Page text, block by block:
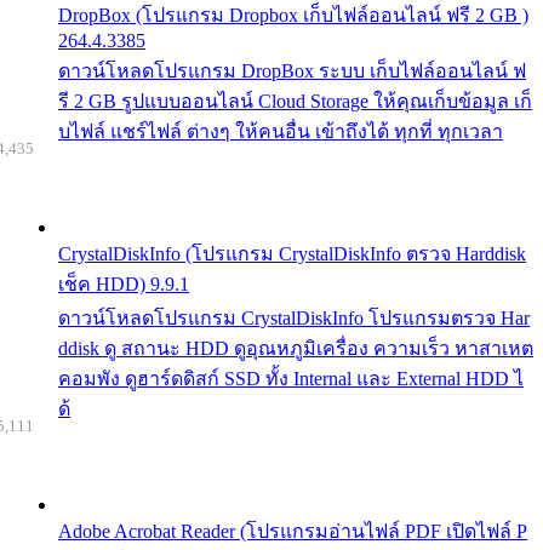
DropBox (โปรแกรม Dropbox เก็บไฟล์ออนไลน์ ฟรี 2 GB )
264.4.3385
ดาวน์โหลดโปรแกรม DropBox ระบบ เก็บไฟล์ออนไลน์ ฟ
รี 2 GB รูปแบบออนไลน์ Cloud Storage ให้คุณเก็บข้อมูล เก็
บไฟล์ แชร์ไฟล์ ต่างๆ ให้คนอื่น เข้าถึงได้ ทุกที่ ทุกเวลา
CrystalDiskInfo (โปรแกรม CrystalDiskInfo ตรวจ Harddisk
เช็ค HDD) 9.9.1
ดาวน์โหลดโปรแกรม CrystalDiskInfo โปรแกรมตรวจ Har
ddisk ดู สถานะ HDD ดูอุณหภูมิเครื่อง ความเร็ว หาสาเหต
คอมพัง ดูฮาร์ดดิสก์ SSD ทั้ง Internal และ External HDD ไ
ด้
Adobe Acrobat Reader (โปรแกรมอ่านไฟล์ PDF เปิดไฟล์ P